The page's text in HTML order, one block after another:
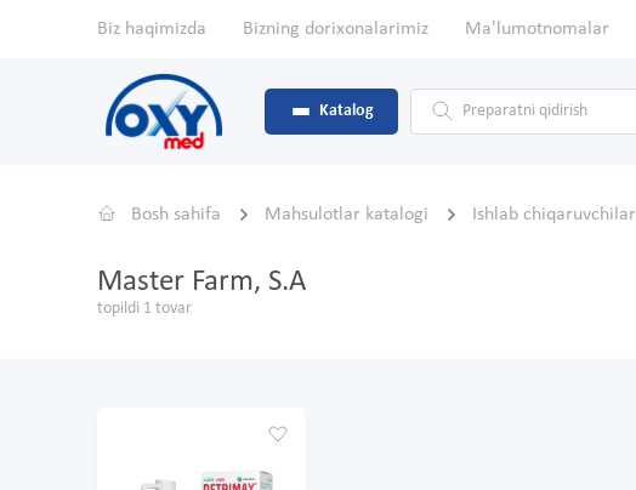
Biz haqimizda Bizning dorixonalarimiz Ma'lumotnomalar
Katalog
Bosh sahifa Mahsulotlar katalogi Ishlab chiqaruvchilar
Master Farm, S.A
topildi 1 tovar